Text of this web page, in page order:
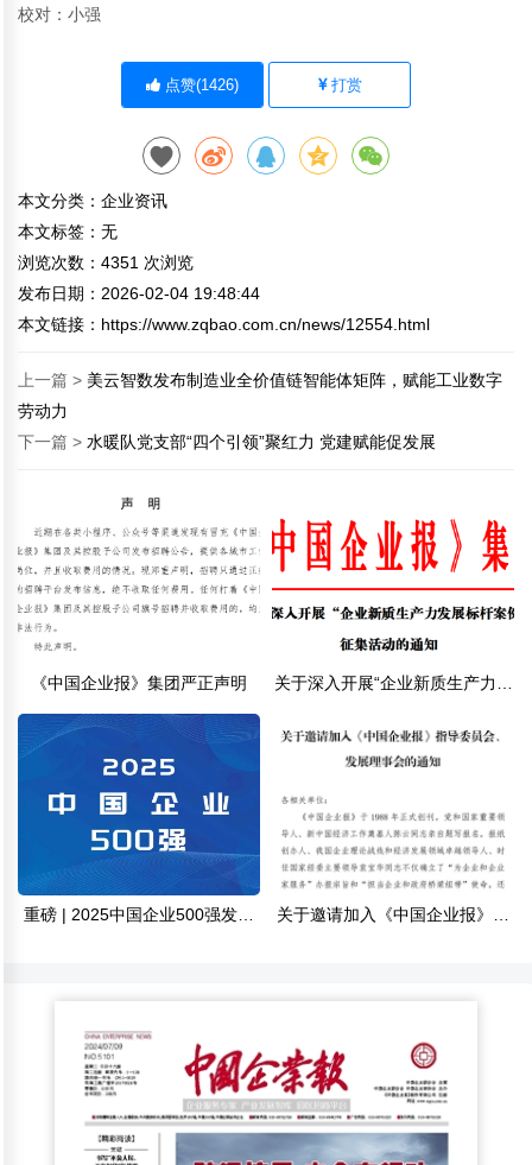
校对：小强
点赞(1426) 打赏
本文分类： 企业资讯
本文标签：无
浏览次数： 4351 次浏览
发布日期：2026-02-04 19:48:44
本文链接： https://www.zqbao.com.cn/news/12554.html
上一篇 > 美云智数发布制造业全价值链智能体矩阵，赋能工业数字
劳动力
下一篇 > 水暖队党支部“四个引领”聚红力 党建赋能促发展
《中国企业报》集团严正声明
关于深入开展“企业新质生产力发
重磅 | 2025中国企业500强发布
关于邀请加入《中国企业报》指